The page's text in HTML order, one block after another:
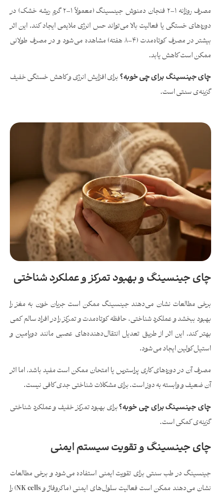
مصرف روزانه ۱–۲ فنجان دمنوش جینسینگ (معمولاً ۱–۲ گرم ریشه خشک) در
دوره‌های خستگی یا فعالیت بالا می‌تواند حس انرژی ملایمی ایجاد کند. این اثر
بیشتر در مصرف کوتاه‌مدت (۴–۸ هفته) مشاهده می‌شود و در مصرف طولانی
ممکن است کاهش یابد.
چای جینسینگ برای چی خوبه؟ برای افزایش انرژی و کاهش خستگی خفیف
گزینه‌ی سنتی است.
چای جینسینگ و بهبود تمرکز و عملکرد شناختی
برخی مطالعات نشان می‌دهند جینسینگ ممکن است جریان خون به مغز را
بهبود ببخشد و عملکرد شناختی، حافظه کوتاه‌مدت و تمرکز را در افراد سالم کمی
بهتر کند. این اثر از طریق تعدیل انتقال‌دهنده‌های عصبی مانند دوپامین و
استیل‌کولین ایجاد می‌شود.
مصرف آن در دوره‌های کاری پراسترس یا امتحان ممکن است مفید باشد، اما اثر
آن ضعیف و وابسته به دوز است. برای مشکلات شناختی جدی کافی نیست.
چای جینسینگ برای چی خوبه؟برای بهبود تمرکز خفیف و عملکرد شناختی
گزینه‌ی کمکی است.
چای جینسینگ و تقویت سیستم ایمنی
جینسینگ در طب سنتی برای تقویت ایمنی استفاده می‌شود و برخی مطالعات
نشان می‌دهند ممکن است فعالیت سلول‌های ایمنی (ماکروفاژ و NK cells) را